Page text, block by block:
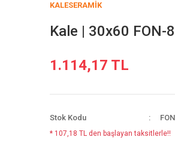
KALESERAMİK
Kale | 30x60 FON-
1.114,17 TL
Stok Kodu
* 107,18 TL den başlayan taksitlerle!!